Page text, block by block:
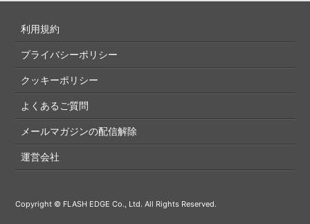
利用規約
プライバシーポリシー
クッキーポリシー
よくあるご質問
メールマガジンの配信解除
運営会社
Copyright © FLASH EDGE Co., Ltd. All Rights Reserved.